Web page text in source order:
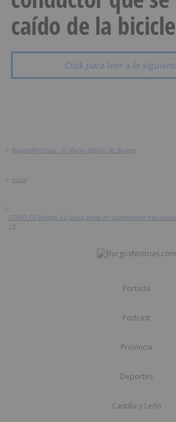
caído de la
Click para leer a la
> BurgosNoticias - El diario digital de Burgos
> Local
>
COVID-19 Burgos: La Junta pone en cuarentena tres
19
Portada
Podcast
Provincia
Deportes
Castilla y León